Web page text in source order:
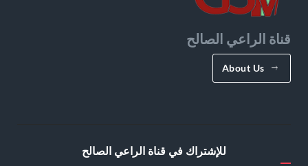
قناة الراعي الصالح
About Us
للإشتراك في قناة الراعي الصالح